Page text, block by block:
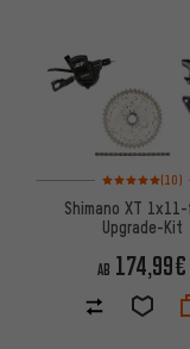
(10)
Shimano XT
Upgrade-Kit
AB 174,99€